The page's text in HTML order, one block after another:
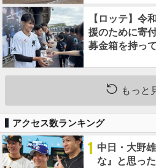
【ロッテ】令
援のために寄
募金箱を持っ
もっと
アクセス数ランキング
1 中日・大野
な』と思っ